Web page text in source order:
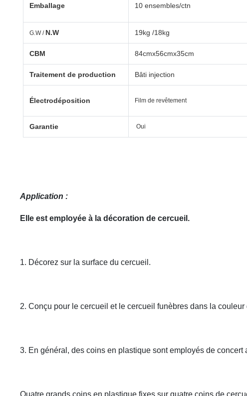
Emballage 10 ensembles/ctn
G.W / N.W 19kg /18kg
CBM 84cmx56cmx35cm
Traitement de production Bâti injection
Électrodéposition Film de revêtement
Garantie Oui
Application :
Elle est employée à la décoration de cercueil.
1. Décorez sur la surface du cercueil.
2. Conçu pour le cercueil et le cercueil funèbres dans la couleur
3. En général, des coins en plastique sont employés de
Quatre grands coins en plastique fixes sur quatre coins de